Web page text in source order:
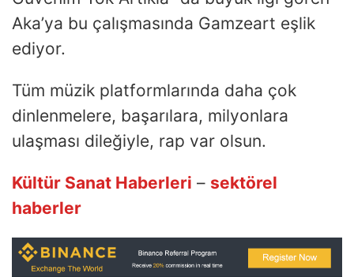
Aka’ya bu çalışmasında Gamzeart eşlik
ediyor.
Tüm müzik platformlarında daha çok
dinlenmelere, başarılara, milyonlara
ulaşması dileğiyle, rap var olsun.
Kültür Sanat Haberleri – sektörel
haberler